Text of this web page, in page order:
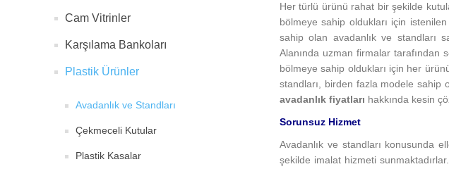
Cam Vitrinler
Karşılama Bankoları
Plastik Ürünler
Avadanlık ve Standları
Çekmeceli Kutular
Plastik Kasalar
Her türlü ürünü rahat bir şekilde
bölmeye sahip oldukları için
sahip olan avadanlık ve standları
Alanında uzman firmalar tarafından
bölmeye sahip oldukları için her
standları, birden fazla modele sahip
avadanlık fiyatları hakkında kesin
Sorunsuz Hizmet
Avadanlık ve standları konusunda
şekilde imalat hizmeti